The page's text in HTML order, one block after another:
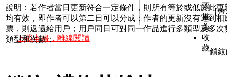
說明：若作者當日更新符合一定條件，則所有等於或低於此
均有效，即作者可以第二日可以分成；作者的更新沒有達到
票，則返還給用戶；用戶同日可對同一作品進行多類型及多
類型和次數；
下載本書，離線閱讀
票
推
薦
收
藏
【
鎖